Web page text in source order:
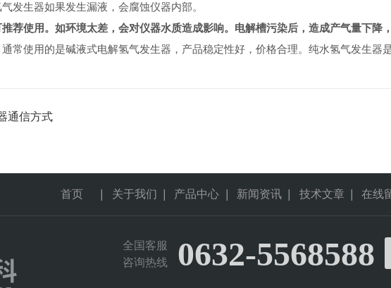
发生器如果发生漏液，会腐蚀仪器内部。
荐使用。如环境太差，会对仪器水质造成影响。电解槽污染后，造成产气量下降
常使用的是碱液式电解氢气发生器，产品稳定性好，价格合理。纯水氢气发生器
通信方式
首页 关于我们 产品中心 新闻资讯 技术文章 在线
全国客服
咨询热线
0632-5568588